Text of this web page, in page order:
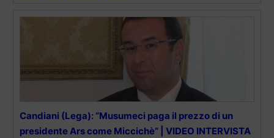
Candiani (Lega): “Musumeci paga il prezzo di un
presidente Ars come Miccichè” | VIDEO INTERVISTA